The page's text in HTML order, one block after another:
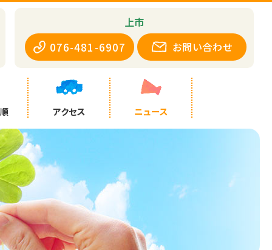
上市
076-481-6907 お問い合わせ
アクセス ニュース